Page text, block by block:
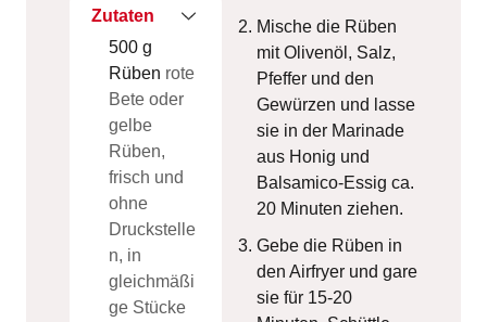
Zutaten
500 g
Rüben rote
Bete oder
gelbe
Rüben,
frisch und
ohne
Druckstelle
n, in
gleichmäßi
ge Stücke
Mische die Rüben
mit Olivenöl, Salz,
Pfeffer und den
Gewürzen und lasse
sie in der Marinade
aus Honig und
Balsamico-Essig ca.
20 Minuten ziehen.
Gebe die Rüben in
den Airfryer und gare
sie für 15-20